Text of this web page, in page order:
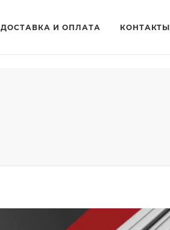
ДОСТАВКА И ОПЛАТА КОНТАКТЫ